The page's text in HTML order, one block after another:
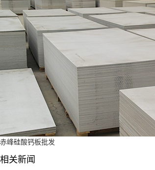
赤峰硅酸钙板批发
相关新闻